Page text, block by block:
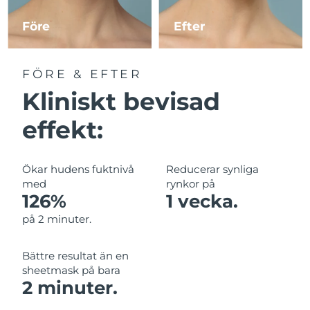
Före Efter
FÖRE & EFTER
Kliniskt bevisad
effekt:
Ökar hudens fuktnivå
med
126%
på 2 minuter.
Reducerar synliga
rynkor på
1 vecka.
Bättre resultat än en
sheetmask på bara
2 minuter.
Macao SAR Förväntad leverans 8/13/26
Malaysia
Malta Förväntad leverans
Mexiko
Monaco
Nederländerna Förväntad leverans
Nya Zeeland
Norge
Oman